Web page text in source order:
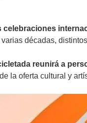
celebraciones
décadas,
reunirá a
la oferta cultural y